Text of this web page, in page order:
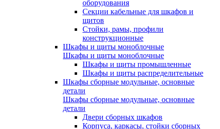
оборудования
Секции кабельные для шкафов и
щитов
Стойки, рамы, профили
конструкционные
Шкафы и щиты моноблочные
Шкафы и щиты моноблочные
Шкафы и щиты промышленные
Шкафы и щиты распределительные
Шкафы сборные модульные, основные
детали
Шкафы сборные модульные, основные
детали
Двери сборных шкафов
Корпуса, каркасы, стойки сборных